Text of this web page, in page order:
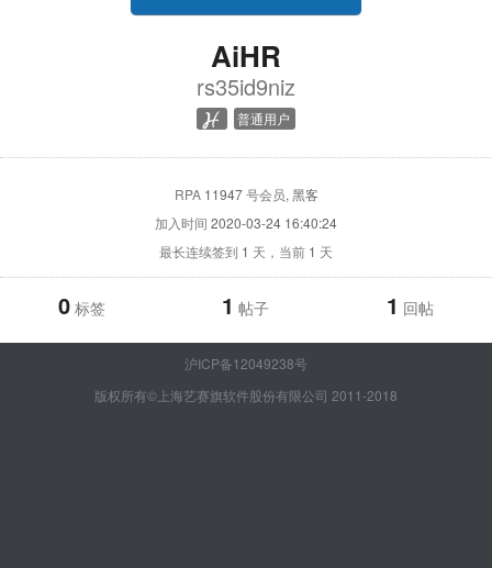
AiHR
rs35id9niz
普通用户
RPA11947号会员, 黑客
加入时间 2020-03-24 16:40:24
最长连续签到 1 天，当前 1 天
0 标签 1 帖子 1 回帖
沪ICP备12049238号
版权所有©上海艺赛旗软件股份有限公司 2011-2018